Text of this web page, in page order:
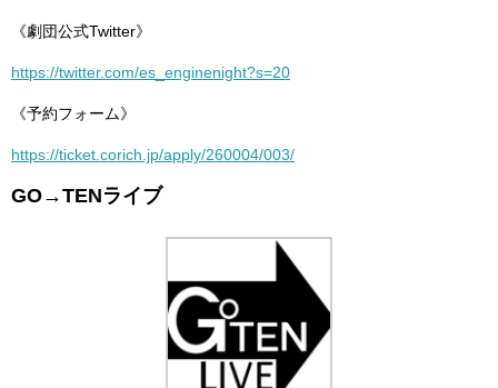
《劇団公式Twitter》
https://twitter.com/es_enginenight?s=20
《予約フォーム》
https://ticket.corich.jp/apply/260004/003/
GO→TENライブ